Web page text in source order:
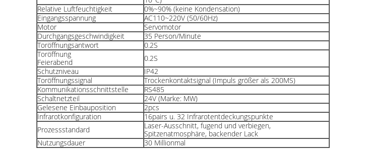
Relative Luftfeuchtigkeit
0%~90% (keine Kondensation)
Eingangsspannung
AC110~220V (50/60Hz)
Motor
Servomotor
Durchgangsgeschwindigkeit
35 Person/Minute
Toröffnungsantwort
0.2S
Toröffnung
Feierabend
0.2S
Schutzniveau
IP42
Toröffnungssignal
Trockenkontaktsignal (Impuls größer als 200MS)
Kommunikationsschnittstelle
RS485
Schaltnetzteil
24V (Marke: MW)
Gelesene Einbauposition
2pcs
Infrarotkonfiguration
16pairs u. 32 Infrarotentdeckungspunkte
Prozessstandard
Laser-Ausschnitt, fugend und verbiegen,
Spitzenatmosphäre, backender Lack
Nutzungsdauer
30 Millionmal